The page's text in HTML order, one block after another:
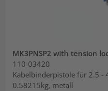
MK3PNSP2 with tension
110-03420
Kabelbinderpistole für 2.5 -
0.58215kg, metall